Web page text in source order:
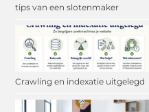
tips van een slotenmaker
Crawling en indexatie uitgelegd